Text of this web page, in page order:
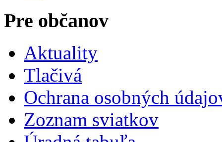
Pre občanov
Aktuality
Tlačivá
Ochrana osobných
Zoznam sviatkov